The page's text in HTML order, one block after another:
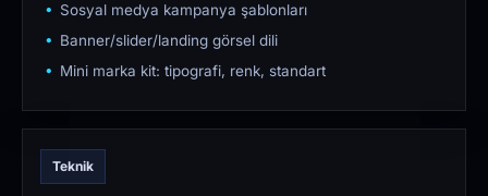
Sosyal medya kampanya şablonları
Banner/slider/landing görsel dili
Mini marka kit: tipografi, renk, standart
Teknik